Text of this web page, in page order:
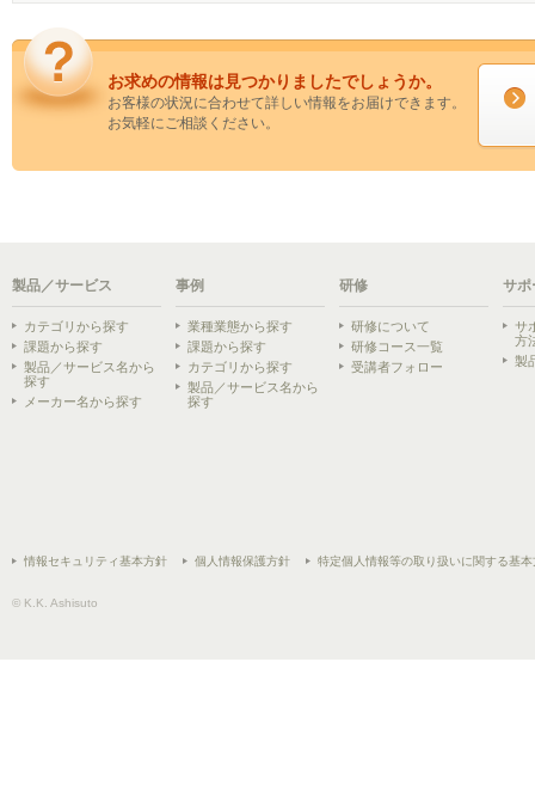
お求めの情報は見つかりましたでしょうか。
お客様の状況に合わせて詳しい情報をお届けできます。
お気軽にご相談ください。
製品／サービス
カテゴリから探す
課題から探す
製品／サービス名から
探す
メーカー名から探す
事例
業種業態から探す
課題から探す
カテゴリから探す
製品／サービス名から
探す
研修
研修について
研修コース一覧
受講者フォロー
サポ
サ
方
製
情報セキュリティ基本方針 個人情報保護方針 特定個人情報等の取り扱いに関する基本
© K.K. Ashisuto